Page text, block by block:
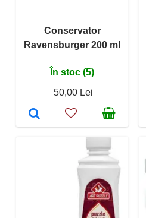
Conservator
Ravensburger 200 ml
În stoc (5)
50,00 Lei